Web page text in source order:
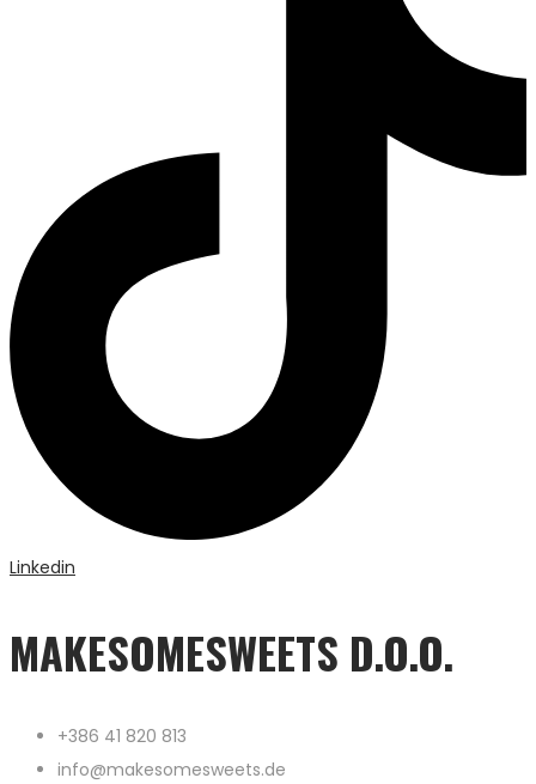
Linkedin
MAKESOMESWEETS D.O.O.
+386 41 820 813
info@makesomesweets.de